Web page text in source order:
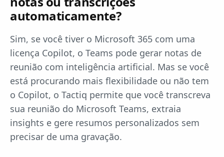
automaticamente?
Sim, se você tiver o Microsoft 365 com uma
licença Copilot, o Teams pode gerar notas de
reunião com inteligência artificial. Mas se você
está procurando mais flexibilidade ou não tem
o Copilot, o Tactiq permite que você transcreva
sua reunião do Microsoft Teams, extraia
insights e gere resumos personalizados sem
precisar de uma gravação.